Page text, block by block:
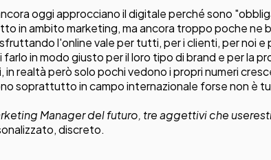
oggi approcciano il digitale perché sono
in ambito marketing, ma ancora troppo poche ne
l'online vale per tutti, per i clienti, per noi e
farlo in modo giusto per il loro tipo di brand e per la
in realtà però solo pochi vedono i propri numeri
soprattutto in campo internazionale forse non è
Manager del futuro, tre aggettivi che
discreto.